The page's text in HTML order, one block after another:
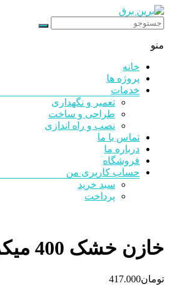
رد
شدن
محتوا
برین
برق
شرکت
فنی
مهندسی
منو
خانه
پروژه ها
خدمات
تعمیر و نگهداری
طراحی و ساخت
نصب و راه اندازی
تماس با ما
درباره ما
فروشگاه
حساب کاربری من
سبد خرید
پرداخت
خازن خشک 400 میکروفاراد
تومان417.000